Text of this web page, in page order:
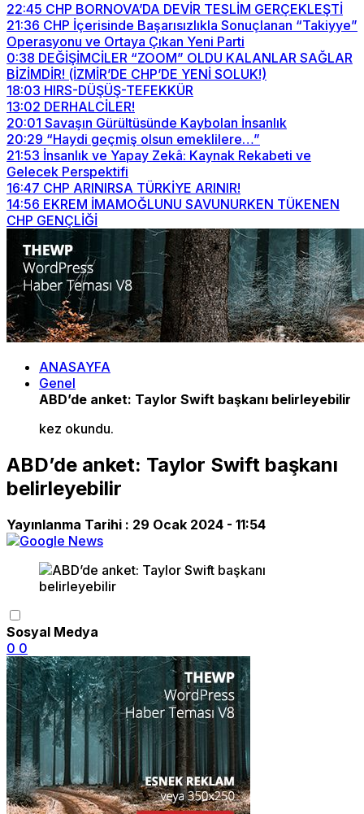
22:45 CHP BORNOVA’DA DEVİR TESLİM GERÇEKLEŞTİ
21:36 CHP İçerisinde Başarısızlıkla Sonuçlanan “Takiyye”
Operasyonu ve Ortaya Çıkan Yeni Parti
0:38 DEĞİŞİMCİLER “ZOOM” OLDU KALANLAR SAĞLAR
BİZİMDİR! (İZMİR’DE CHP’DE YENİ SOLUK!)
18:03 HIRS-DÜŞÜŞ-TEFEKKÜR
13:02 DERHALCİLER!
20:01 Savaşın Gürültüsünde Kaybolan İnsanlık
20:29 “Haydi geçmiş olsun emeklilere…”
21:53 İnsanlık ve Yapay Zekâ: Kaynak Rekabeti ve
Gelecek Perspektifi
16:47 CHP ARINIRSA TÜRKİYE ARINIR!
14:56 EKREM İMAMOĞLUNU SAVUNURKEN TÜKENEN
CHP GENÇLİĞİ
ANASAYFA
Genel
ABD’de anket: Taylor Swift başkanı belirleyebilir
kez okundu.
ABD’de anket: Taylor Swift başkanı
belirleyebilir
Yayınlanma Tarihi : 29 Ocak 2024 - 11:54
Sosyal Medya
0 0